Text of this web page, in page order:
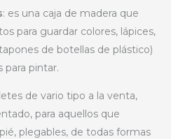
: es una caja de madera que
para guardar colores, lápices,
de botellas de plástico)
pintar.
de vario tipo a la venta,
para aquellos que
plegables, de todas formas